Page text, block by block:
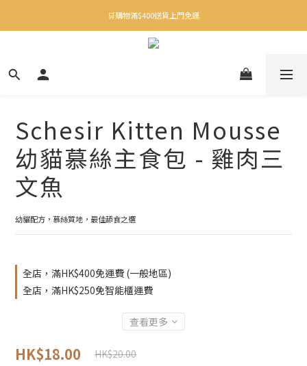
✨下載Three Little Meow App 即享多重禮遇！
🛒購物滿$400送貨上門免運
✨下載Three Little Meow App 即享多重禮遇！
Schesir Kitten Mousse
幼貓慕絲主食包 - 雞肉三
文魚
幼貓配方，慕絲質地，最佳舔食之選
全店，滿HK$400免運費 (一般地區)
全店，滿HK$250免智能櫃運費
查看更多
HK$20.00
HK$18.00